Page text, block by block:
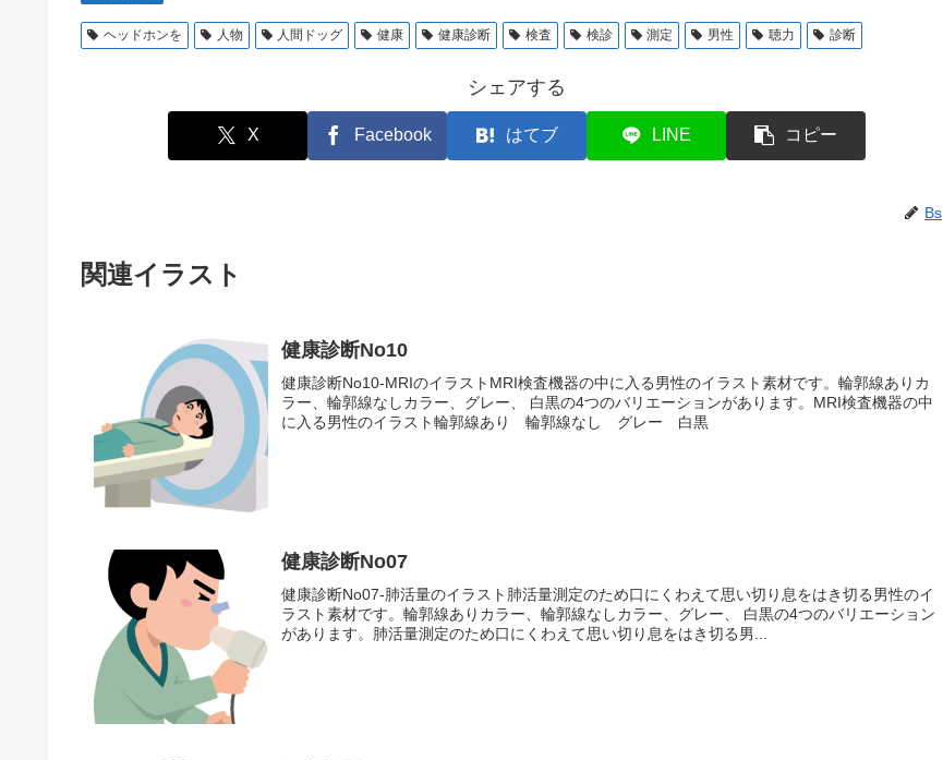
ヘッドホンを 人物 人間ドッグ 健康 健康診断 検査 検診 測定 男性 聴力 診断
シェアする
X Facebook はてブ LINE コピー
Bs
関連イラスト
健康診断No10
健康診断No10-MRIのイラストMRI検査機器の中に入る男性のイラスト素材です。輪郭線ありカ
ラー、輪郭線なしカラー、グレー、 白黒の4つのバリエーションがあります。MRI検査機器の中
に入る男性のイラスト輪郭線あり 輪郭線なし グレー 白黒
健康診断No07
健康診断No07-肺活量のイラスト肺活量測定のため口にくわえて思い切り息をはき切る男性のイ
ラスト素材です。輪郭線ありカラー、輪郭線なしカラー、グレー、 白黒の4つのバリエーション
があります。肺活量測定のため口にくわえて思い切り息をはき切る男...